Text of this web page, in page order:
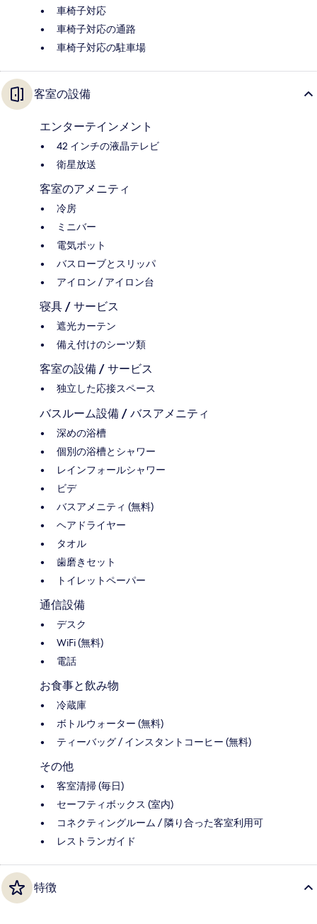
車椅子対応
車椅子対応の通路
車椅子対応の駐車場
客室の設備
エンターテインメント
42 インチの液晶テレビ
衛星放送
客室のアメニティ
冷房
ミニバー
電気ポット
バスローブとスリッパ
アイロン / アイロン台
寝具 / サービス
遮光カーテン
備え付けのシーツ類
客室の設備 / サービス
独立した応接スペース
バスルーム設備 / バスアメニティ
深めの浴槽
個別の浴槽とシャワー
レインフォールシャワー
ビデ
バスアメニティ (無料)
ヘアドライヤー
タオル
歯磨きセット
トイレットペーパー
通信設備
デスク
WiFi (無料)
電話
お食事と飲み物
冷蔵庫
ボトルウォーター (無料)
ティーバッグ / インスタントコーヒー (無料)
その他
客室清掃 (毎日)
セーフティボックス (室内)
コネクティングルーム / 隣り合った客室利用可
レストランガイド
特徴